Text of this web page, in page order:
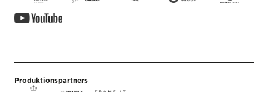
Produktionspartners